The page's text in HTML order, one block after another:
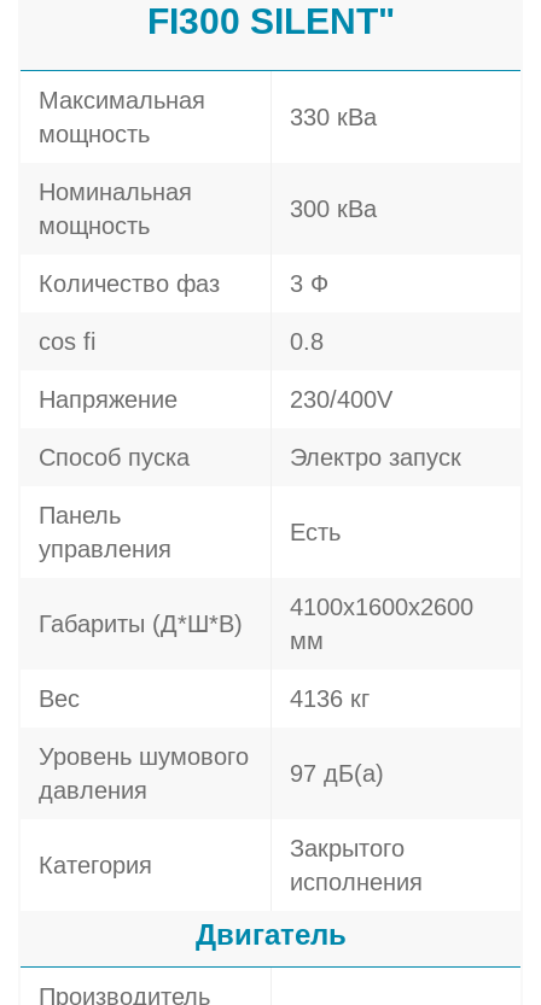
FI300 SILENT"
Максимальная
мощность
330 кВа
Номинальная
мощность
300 кВа
Количество фаз 3 Ф
cos fi 0.8
Напряжение 230/400V
Способ пуска Электро запуск
Панель
управления
Есть
Габариты (Д*Ш*В)
4100х1600х2600
мм
Вес 4136 кг
Уровень шумового
давления
97 дБ(а)
Категория
Закрытого
исполнения
Двигатель
Производитель